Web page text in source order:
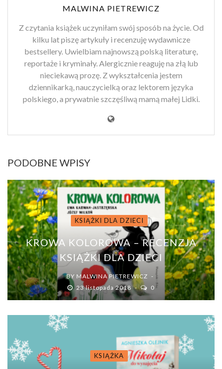
MALWINA PIETREWICZ
Z czytania książek uczyniłam swój sposób na życie. Od
kilku lat piszę artykuły i recenzuję wydawnicze
bestsellery. Uwielbiam najnowszą polską literaturę,
reportaże i kryminały. Alergicznie reaguję na złą lub
nieciekawą prozę. Z wykształcenia jestem
dziennikarką, nauczycielką oraz lektorem języka
polskiego, a prywatnie szczęśliwą mamą małej Lidki.
PODOBNE WPISY
KSIĄŻKI DLA DZIECI
KROWA KOLOROWA – RECENZJA
KSIĄŻKI DLA DZIECI
BY MALWINA PIETREWICZ
23 listopada 2018
0
KSIĄŻKA